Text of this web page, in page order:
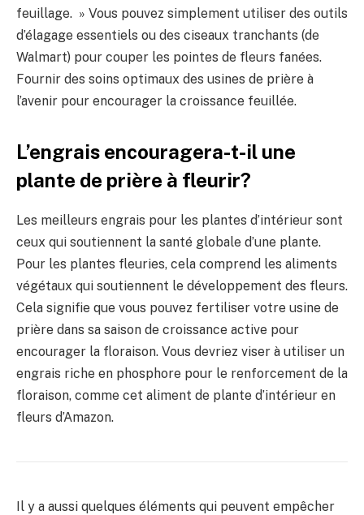
feuillage. » Vous pouvez simplement utiliser des outils
d’élagage essentiels ou des ciseaux tranchants (de
Walmart) pour couper les pointes de fleurs fanées.
Fournir des soins optimaux des usines de prière à
l’avenir pour encourager la croissance feuillée.
L’engrais encouragera-t-il une
plante de prière à fleurir?
Les meilleurs engrais pour les plantes d’intérieur sont
ceux qui soutiennent la santé globale d’une plante.
Pour les plantes fleuries, cela comprend les aliments
végétaux qui soutiennent le développement des fleurs.
Cela signifie que vous pouvez fertiliser votre usine de
prière dans sa saison de croissance active pour
encourager la floraison. Vous devriez viser à utiliser un
engrais riche en phosphore pour le renforcement de la
floraison, comme cet aliment de plante d’intérieur en
fleurs d’Amazon.
Il y a aussi quelques éléments qui peuvent empêcher